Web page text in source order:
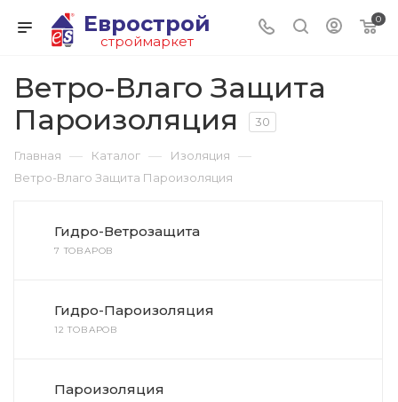
Еврострой
строймаркет
0
Ветро-Влаго Защита
Пароизоляция
30
Главная — Каталог — Изоляция —
Ветро-Влаго Защита Пароизоляция
Гидро-Ветрозащита
7 ТОВАРОВ
Гидро-Пароизоляция
12 ТОВАРОВ
Пароизоляция